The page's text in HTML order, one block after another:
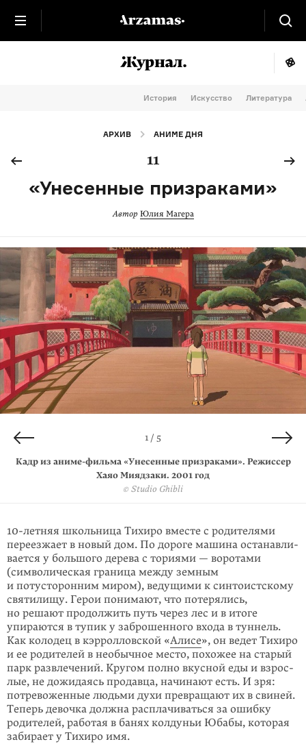
История Искусство Литература
АРХИВ АНИМЕ ДНЯ
11
«Унесенные призраками»
Автор Юлия Магера
1 / 5
Кадр из аниме-фильма«Унесенные призраками». Режиссер
Хаяо Миядзаки. 2001 год
© Studio Ghibli
2 / 5
Кадр из аниме-фильма«Унесенные призраками». Режиссер
Хаяо Миядзаки. 2001 год
© Studio Ghibli
3 / 5
Кадр из аниме-фильма«Унесенные призраками». Режиссер
Хаяо Миядзаки. 2001 год
© Studio Ghibli
4 / 5
Кадр из аниме-фильма«Унесенные призраками». Режиссер
Хаяо Миядзаки. 2001 год
© Studio Ghibli
5 / 5
Кадр из аниме-фильма«Унесенные призраками». Режиссер
Хаяо Миядзаки. 2001 год
© Studio Ghibli
10-летняя школьница Тихиро вместе с роди­телями
переезжает в новый дом. По дороге машина останавли­
вается у большого дерева с ториями — воротами
(символическая граница между земным
и потусторонним миром), веду­щими к синтоистскому
святи­лищу. Герои понимают, что потерялись,
но решают продол­жить путь через лес и в итоге
упираются в тупик у заброшенного входа в туннель.
Как колодец в кэрроллов­ской «Алисе», он ведет Тихиро
и ее родите­лей в необычное место, похо­жее на старый
парк развлечений. Кругом полно вкусной еды и взрос­
лые, не дожидаясь продавца, начи­нают есть. И зря:
потре­воженные людьми духи превращают их в свиней.
Теперь девочка должна расплачиваться за ошибку
родителей, работая в банях колдуньи Юбабы, которая
забирает у Тихиро имя.